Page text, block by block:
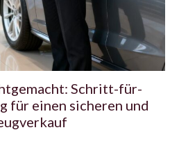
Schritt-für-
für einen sicheren und